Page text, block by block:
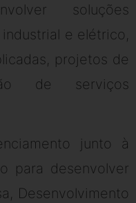
soluções
e elétrico,
projetos de
de serviços
junto à
para desenvolver
Desenvolvimento